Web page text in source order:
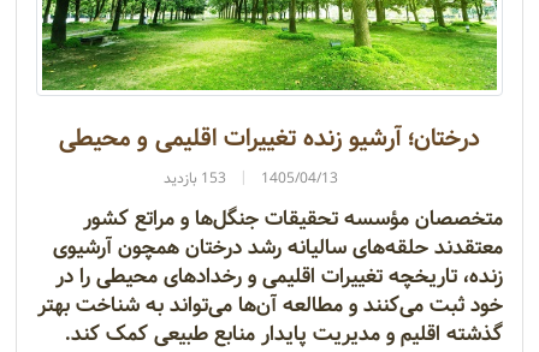
درختان؛ آرشیو زنده تغییرات اقلیمی و محیطی
1405/04/13 153 بازدید
متخصصان مؤسسه تحقیقات جنگل‌ها و مراتع کشور
معتقدند حلقه‌های سالیانه رشد درختان همچون آرشیوی
زنده، تاریخچه تغییرات اقلیمی و رخدادهای محیطی را در
خود ثبت می‌کنند و مطالعه آن‌ها می‌تواند به شناخت بهتر
گذشته اقلیم و مدیریت پایدار منابع طبیعی کمک کند.